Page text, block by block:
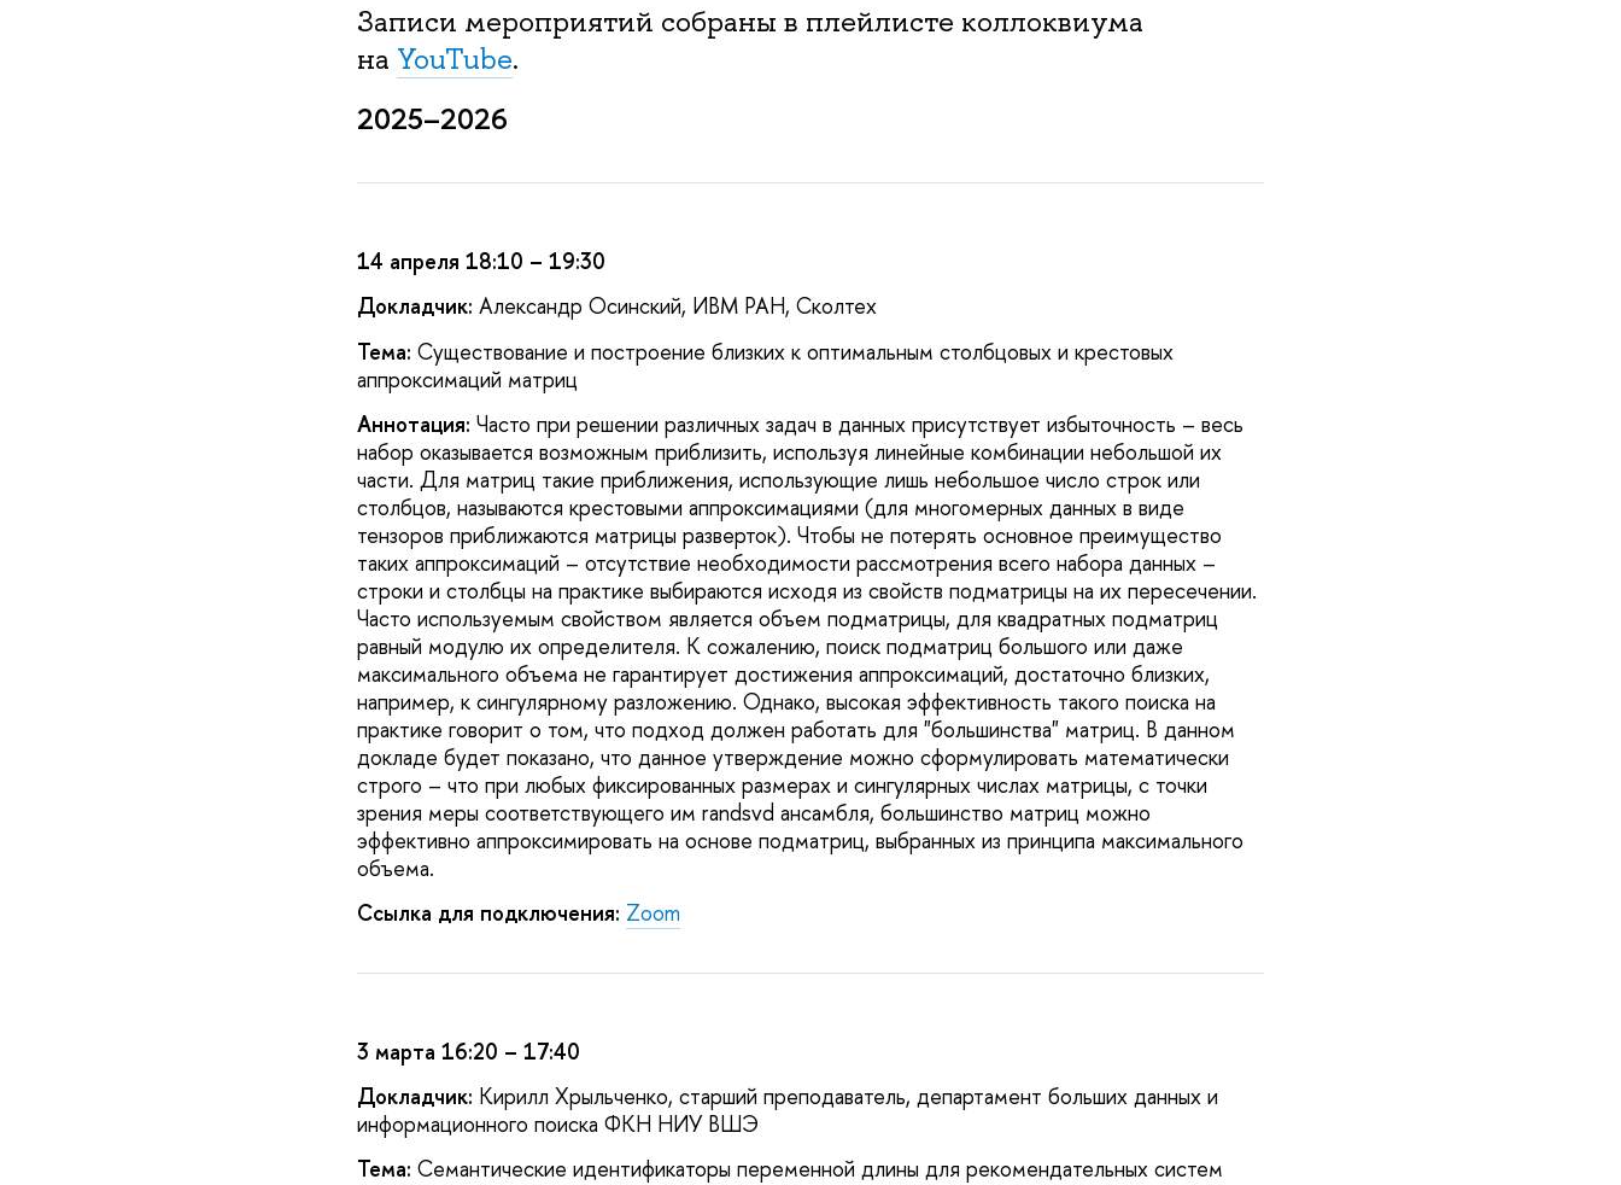
Записи мероприятий собраны в плейлисте коллоквиума
на YouTube.
2025–2026
14 апреля 18:10 – 19:30
Докладчик: Александр Осинский, ИВМ РАН, Сколтех
Тема: Существование и построение близких к оптимальным столбцовых и крестовых
аппроксимаций матриц
Аннотация: Часто при решении различных задач в данных присутствует избыточность – весь
набор оказывается возможным приблизить, используя линейные комбинации небольшой их
части. Для матриц такие приближения, использующие лишь небольшое число строк или
столбцов, называются крестовыми аппроксимациями (для многомерных данных в виде
тензоров приближаются матрицы разверток). Чтобы не потерять основное преимущество
таких аппроксимаций – отсутствие необходимости рассмотрения всего набора данных –
строки и столбцы на практике выбираются исходя из свойств подматрицы на их пересечении.
Часто используемым свойством является объем подматрицы, для квадратных подматриц
равный модулю их определителя. К сожалению, поиск подматриц большого или даже
максимального объема не гарантирует достижения аппроксимаций, достаточно близких,
например, к сингулярному разложению. Однако, высокая эффективность такого поиска на
практике говорит о том, что подход должен работать для "большинства" матриц. В данном
докладе будет показано, что данное утверждение можно сформулировать математически
строго – что при любых фиксированных размерах и сингулярных числах матрицы, с точки
зрения меры соответствующего им randsvd ансамбля, большинство матриц можно
эффективно аппроксимировать на основе подматриц, выбранных из принципа максимального
объема.
Ссылка для подключения: Zoom
3 марта 16:20 – 17:40
Докладчик: Кирилл Хрыльченко, старший преподаватель, департамент больших данных и
информационного поиска ФКН НИУ ВШЭ
Тема: Семантические идентификаторы переменной длины для рекомендательных систем